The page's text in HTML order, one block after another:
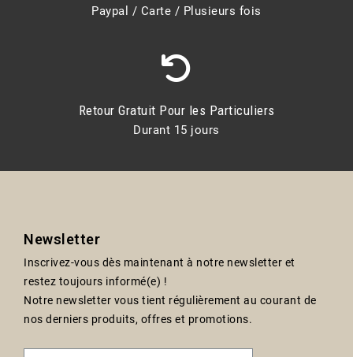
Paypal / Carte / Plusieurs fois
Retour Gratuit Pour les Particuliers
Durant 15 jours
Newsletter
Inscrivez-vous dès maintenant à notre newsletter et
restez toujours informé(e) !
Notre newsletter vous tient régulièrement au courant de
nos derniers produits, offres et promotions.